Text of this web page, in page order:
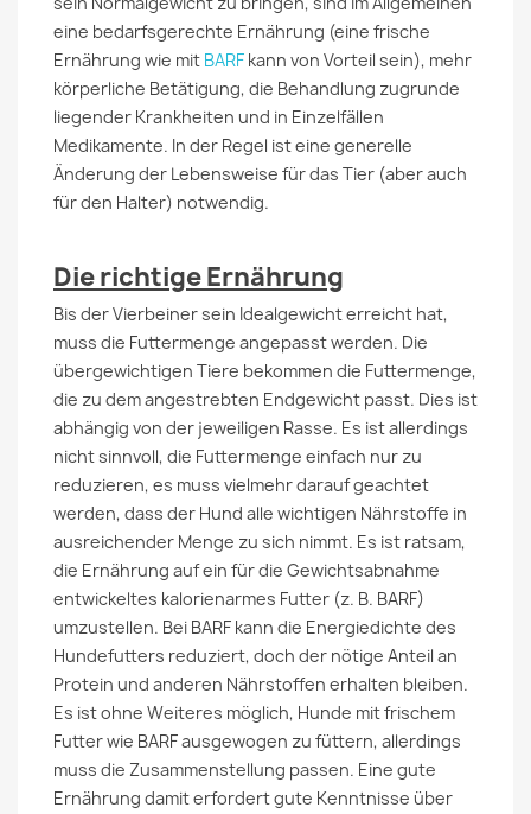
eine bedarfsgerechte Ernährung (eine frische
Ernährung wie mit BARF kann von Vorteil sein), mehr
körperliche Betätigung, die Behandlung zugrunde
liegender Krankheiten und in Einzelfällen
Medikamente. In der Regel ist eine generelle
Änderung der Lebensweise für das Tier (aber auch
für den Halter) notwendig.
Die richtige Ernährung
Bis der Vierbeiner sein Idealgewicht erreicht hat,
muss die Futtermenge angepasst werden. Die
übergewichtigen Tiere bekommen die Futtermenge,
die zu dem angestrebten Endgewicht passt. Dies ist
abhängig von der jeweiligen Rasse. Es ist allerdings
nicht sinnvoll, die Futtermenge einfach nur zu
reduzieren, es muss vielmehr darauf geachtet
werden, dass der Hund alle wichtigen Nährstoffe in
ausreichender Menge zu sich nimmt. Es ist ratsam,
die Ernährung auf ein für die Gewichtsabnahme
entwickeltes kalorienarmes Futter (z. B. BARF)
umzustellen. Bei BARF kann die Energiedichte des
Hundefutters reduziert, doch der nötige Anteil an
Protein und anderen Nährstoffen erhalten bleiben.
Es ist ohne Weiteres möglich, Hunde mit frischem
Futter wie BARF ausgewogen zu füttern, allerdings
muss die Zusammenstellung passen. Eine gute
Ernährung damit erfordert gute Kenntnisse über